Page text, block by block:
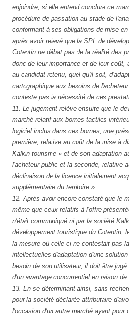
enjoindre, si elle entend conclure ce
procédure de passation au stade de
conformant à ses obligations de mise
après avoir relevé que la SPL de
Cotentin ne débat pas de la réalité des
donc de leur importance et de leur coût,
au candidat retenu, quel qu'il soit,
cartographique aux besoins de
conteste pas la nécessité de ces
11. Le jugement relève ensuite que le
marché relatif aux bornes tactiles
logiciel inclus dans ces bornes, une
première, relative au coût de la mise à
Kalkin tourisme » et de son adaptation
l'acheteur public et la seconde, relative
déclinaison de la licence initialement
supplémentaire du territoire ».
12. Après avoir encore constaté que le
même que ceux relatifs à l'offre
n'était communiqué ni par la société
développement touristique du Cotentin,
la mesure où celle-ci ne contestait pas
intellectuelles d'adaptation d'une
besoin de son utilisateur, il doit être
d'un avantage concurrentiel en raison
13. En se déterminant ainsi, sans
pour la société déclarée attributaire
l'occasion d'un autre marché ayant pour